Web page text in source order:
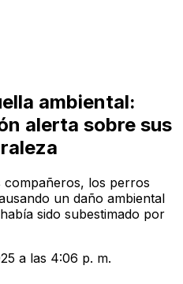
ambiental:
alerta sobre sus
los perros
un daño ambiental
sido subestimado por
a las 4:06 p. m.